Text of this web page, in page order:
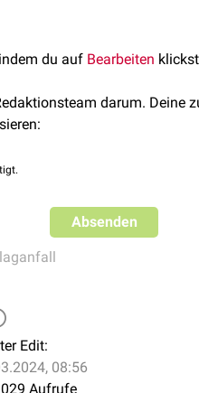
am 28.11.2022
du auf Bearbeiten
darum. Deine
Absenden
Edit:
08:56
Aufrufe